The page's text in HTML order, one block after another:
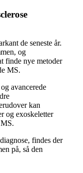
de seneste år.
og
finde nye metoder
MS.
avancerede
kan
og exoskeletter
findes der
på, så den